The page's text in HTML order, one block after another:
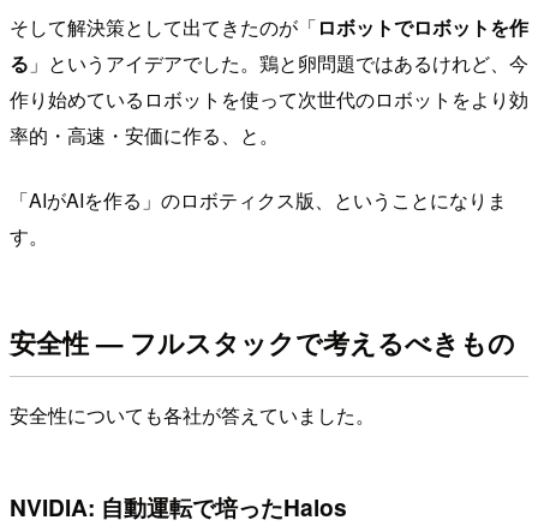
そして解決策として出てきたのが「ロボットでロボットを作
る 」というアイデアでした。鶏と卵問題ではあるけれど、今
作り始めているロボットを使って次世代のロボットをより効
率的・高速・安価に作る、と。
「AIがAIを作る」のロボティクス版、ということになりま
す。
安全性 — フルスタックで考えるべきもの
安全性についても各社が答えていました。
NVIDIA: 自動運転で培ったHalos